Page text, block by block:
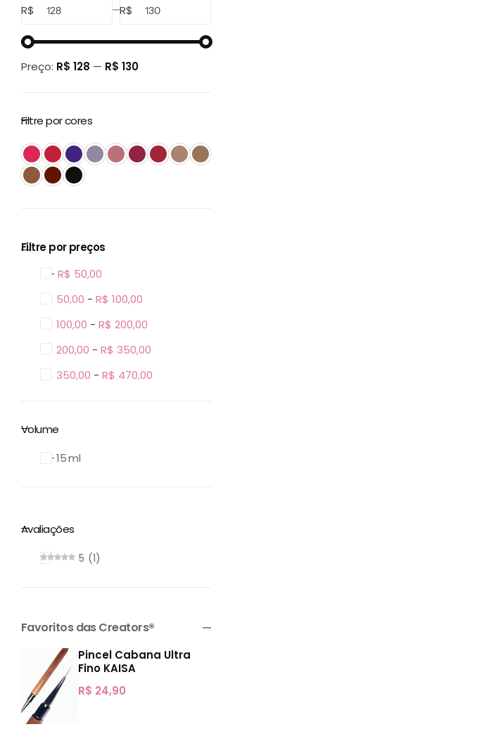
R$ R$
Preço: R$ 128 — R$ 130
Filtre por cores
Filtre por preços
0 - R$ 50,00
50,00 - R$ 100,00
100,00 - R$ 200,00
200,00 - R$ 350,00
350,00 - R$ 470,00
Volume
6 – 15 ml
Avaliações
5 1
Favoritos das Creators®
Pincel Cabana Ultra
Fino KAISA
R$ 24,90